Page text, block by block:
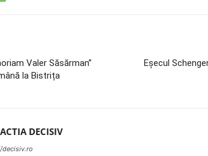
Valer Săsărman”
la Bistrița
Eșecul
DECISIV